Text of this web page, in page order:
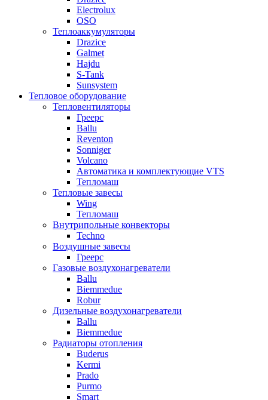
Electrolux
OSO
Теплоаккумуляторы
Drazice
Galmet
Hajdu
S-Tank
Sunsystem
Тепловое оборудование
Тепловентиляторы
Греерс
Ballu
Reventon
Sonniger
Volcano
Автоматика и комплектующие VTS
Тепломаш
Тепловые завесы
Wing
Тепломаш
Внутрипольные конвекторы
Techno
Воздушные завесы
Греерс
Газовые воздухонагреватели
Ballu
Biemmedue
Robur
Дизельные воздухонагреватели
Ballu
Biemmedue
Радиаторы отопления
Buderus
Kermi
Prado
Purmo
Smart